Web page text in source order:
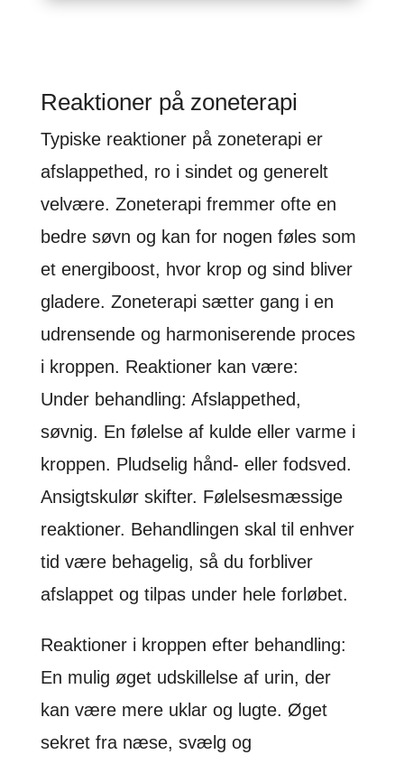
Reaktioner på zoneterapi
Typiske reaktioner på zoneterapi er
afslappethed, ro i sindet og generelt
velvære. Zoneterapi fremmer ofte en
bedre søvn og kan for nogen føles som
et energiboost, hvor krop og sind bliver
gladere. Zoneterapi sætter gang i en
udrensende og harmoniserende proces
i kroppen. Reaktioner kan være:
Under behandling: Afslappethed,
søvnig. En følelse af kulde eller varme i
kroppen. Pludselig hånd- eller fodsved.
Ansigtskulør skifter. Følelsesmæssige
reaktioner. Behandlingen skal til enhver
tid være behagelig, så du forbliver
afslappet og tilpas under hele forløbet.
Reaktioner i kroppen efter behandling:
En mulig øget udskillelse af urin, der
kan være mere uklar og lugte. Øget
sekret fra næse, svælg og